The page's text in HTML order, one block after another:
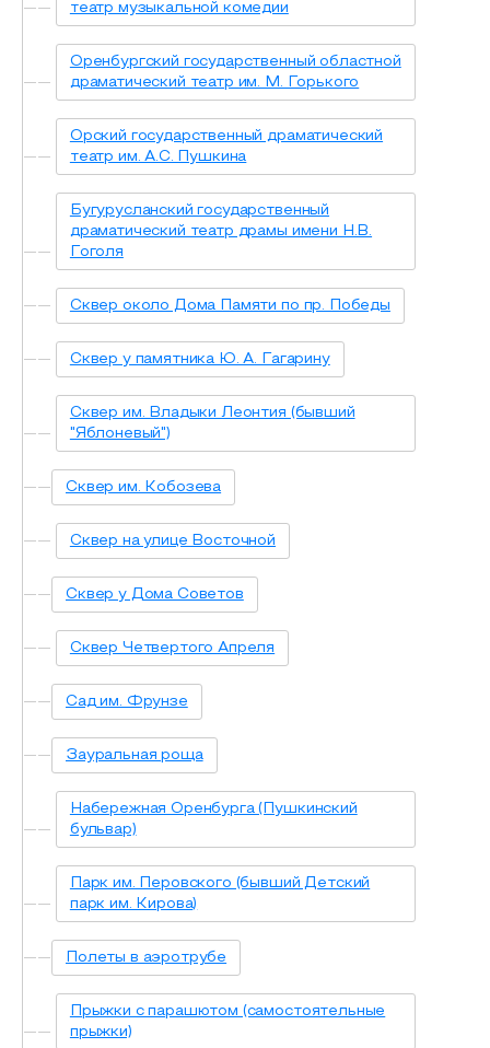
театр музыкальной комедии
Оренбургский государственный областной
драматический театр им. М. Горького
Орский государственный драматический
театр им. А.С. Пушкина
Бугурусланский государственный
драматический театр драмы имени Н.В.
Гоголя
Сквер около Дома Памяти по пр. Победы
Сквер у памятника Ю. А. Гагарину
Сквер им. Владыки Леонтия (бывший
"Яблоневый")
Сквер им. Кобозева
Сквер на улице Восточной
Сквер у Дома Советов
Сквер Четвертого Апреля
Сад им. Фрунзе
Зауральная роща
Набережная Оренбурга (Пушкинский
бульвар)
Парк им. Перовского (бывший Детский
парк им. Кирова)
Полеты в аэротрубе
Прыжки с парашютом (самостоятельные
прыжки)